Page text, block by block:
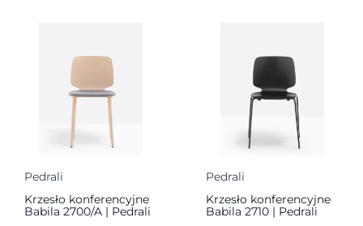
Pedrali
Krzesło konferencyjne
Babila 2700/A | Pedrali
Pedrali
Krzesło konferencyjne
Babila 2710 | Pedrali